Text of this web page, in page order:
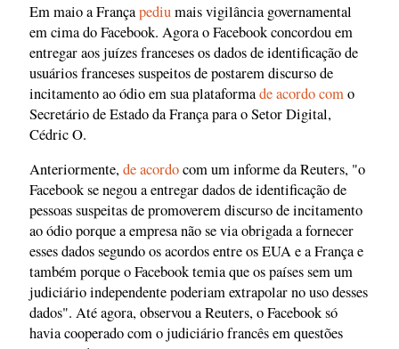
Em maio a Françapediumais vigilância governamental
em cima do Facebook. Agora o Facebook concordou em
entregar aos juízes franceses os dados de identificação de
usuários franceses suspeitos de postarem discurso de
incitamento ao ódio em sua plataformade acordo como
Secretário de Estado da França para o Setor Digital,
Cédric O.
Anteriormente,de acordocom um informe da Reuters, "o
Facebook se negou a entregar dados de identificação de
pessoas suspeitas de promoverem discurso de incitamento
ao ódio porque a empresa não se via obrigada a fornecer
esses dados segundo os acordos entre os EUA e a França e
também porque o Facebook temia que os países sem um
judiciário independente poderiam extrapolar no uso desses
dados". Até agora, observou a Reuters, o Facebook só
havia cooperado com o judiciário francês em questões